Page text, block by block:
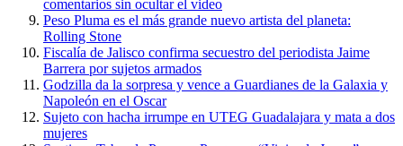
comentarios sin ocultar el video
Peso Pluma es el más grande nuevo artista del planeta:
Rolling Stone
Fiscalía de Jalisco confirma secuestro del periodista Jaime
Barrera por sujetos armados
Godzilla da la sorpresa y vence a Guardianes de la Galaxia y
Napoleón en el Oscar
Sujeto con hacha irrumpe en UTEG Guadalajara y mata a dos
mujeres